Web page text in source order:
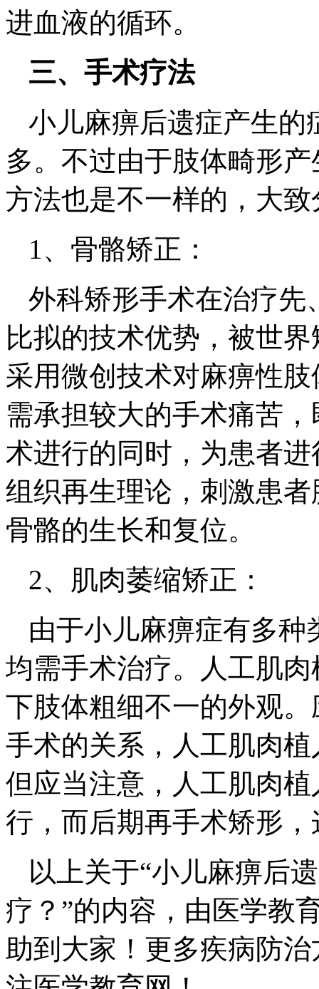
进血液的循环。
三、手术疗法
小儿麻痹后遗症产生的
多。不过由于肢体畸形
方法也是不一样的，大致
1、骨骼矫正：
外科矫形手术在治疗先
比拟的技术优势，被世
采用微创技术对麻痹性
需承担较大的手术痛苦
术进行的同时，为患者
组织再生理论，刺激患
骨骼的生长和复位。
2、肌肉萎缩矫正：
由于小儿麻痹症有多
均需手术治疗。人工肌
下肢体粗细不一的外观
手术的关系，人工肌肉
但应当注意，人工肌肉
行，而后期再手术矫形
以上关于“小儿麻痹后
疗？”的内容，由医学教
助到大家！更多疾病防